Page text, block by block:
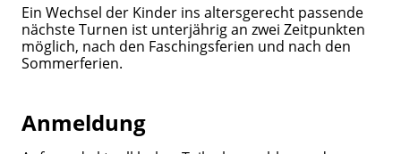
Ein Wechsel der Kinder ins altersgerecht passende
nächste Turnen ist unterjährig an zwei Zeitpunkten
möglich, nach den Faschingsferien und nach den
Sommerferien.
Anmeldung